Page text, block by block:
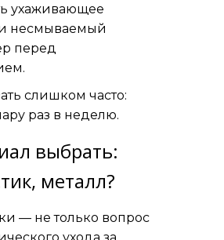
ухаживающее
несмываемый
перед
слишком часто:
раз в неделю.
выбрать:
металл?
— не только вопрос